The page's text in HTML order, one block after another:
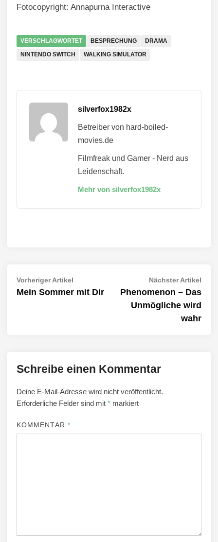
Fotocopyright: Annapurna Interactive
VERSCHLAGWORTET BESPRECHUNG
DRAMA
NINTENDO SWITCH
WALKING SIMULATOR
silverfox1982x
Betreiber von hard-boiled-
movies.de
Filmfreak und Gamer - Nerd aus
Leidenschaft.
Mehr von silverfox1982x
Beitragsnavigation
Vorheriger Artikel
Artikel:
Mein Sommer mit Dir
Nächster Artikel
Phenomenon – Das
Unmögliche wird
wahr
Schreibe einen Kommentar
Deine E-Mail-Adresse wird nicht veröffentlicht.
Erforderliche Felder sind mit * markiert
KOMMENTAR *